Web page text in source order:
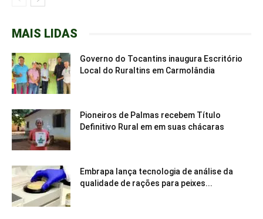
MAIS LIDAS
Governo do Tocantins inaugura Escritório
Local do Ruraltins em Carmolândia
Pioneiros de Palmas recebem Título
Definitivo Rural em em suas chácaras
Embrapa lança tecnologia de análise da
qualidade de rações para peixes...